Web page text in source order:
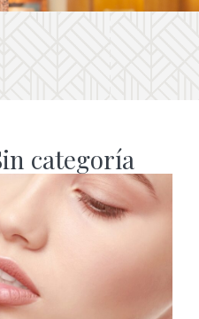
categoría